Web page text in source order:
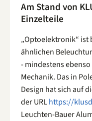
Am Stand von
Einzelteile
„Optoelektronik“ ist
ähnlichen
- mindestens
Mechanik. Das in
Design hat sich auf
der URLhttps://
Leuchten-Bauer